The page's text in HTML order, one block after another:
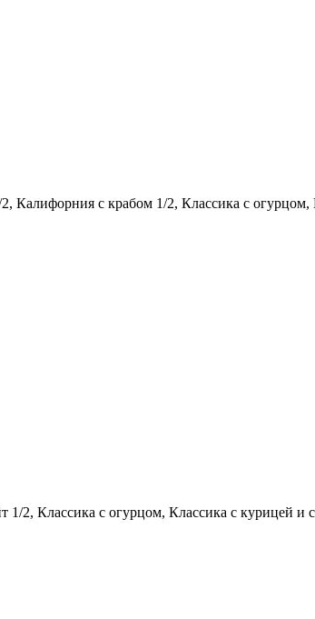
с крабом 1/2, Классика с огурцом,
2, Классика с огурцом, Классика с курицей и